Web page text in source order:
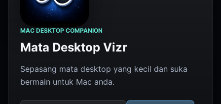
MAC DESKTOP COMPANION
Mata Desktop Vizr
Sepasang mata desktop yang kecil dan suka
bermain untuk Mac anda.